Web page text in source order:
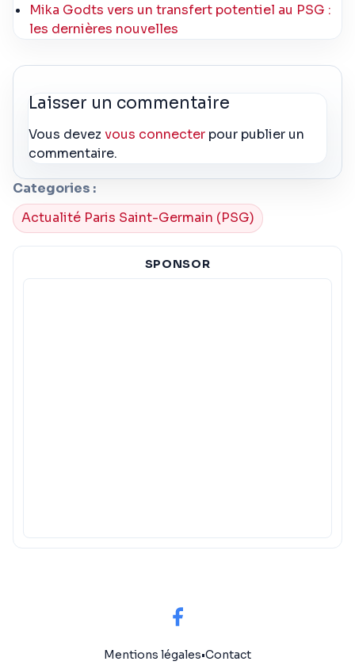
Mika Godts vers un transfert potentiel au PSG :
les dernières nouvelles
Laisser un commentaire
Vous devezvous connecter pour publier un
commentaire.
Categories :
Actualité Paris Saint-Germain (PSG)
SPONSOR
Mentions légales•Contact